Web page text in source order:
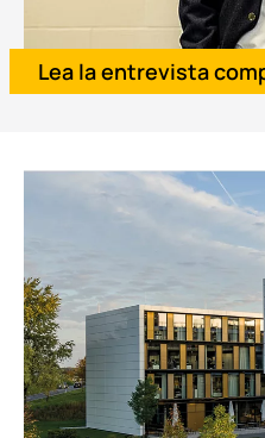
Lea la entrevista